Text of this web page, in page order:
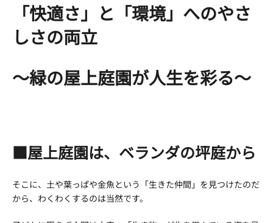
「快適さ」と「環境」へのやさ
しさの両立
～緑の屋上庭園が人生を彩る～
■屋上庭園は、ベランダの坪庭から
そこに、土や葉っぱや金魚という「生きた仲間」を見つけたのだ
から、わくわくするのは当然です。